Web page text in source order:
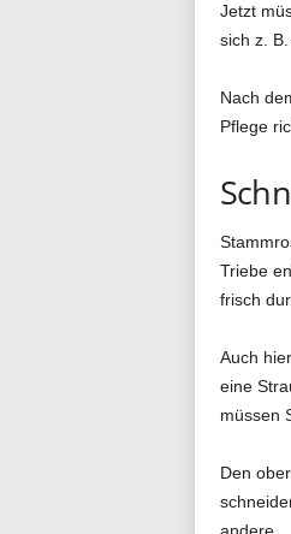
Jetzt
sich z.
Nach
Pflege
Triebe
frisch
Auch
eine
müssen
Den